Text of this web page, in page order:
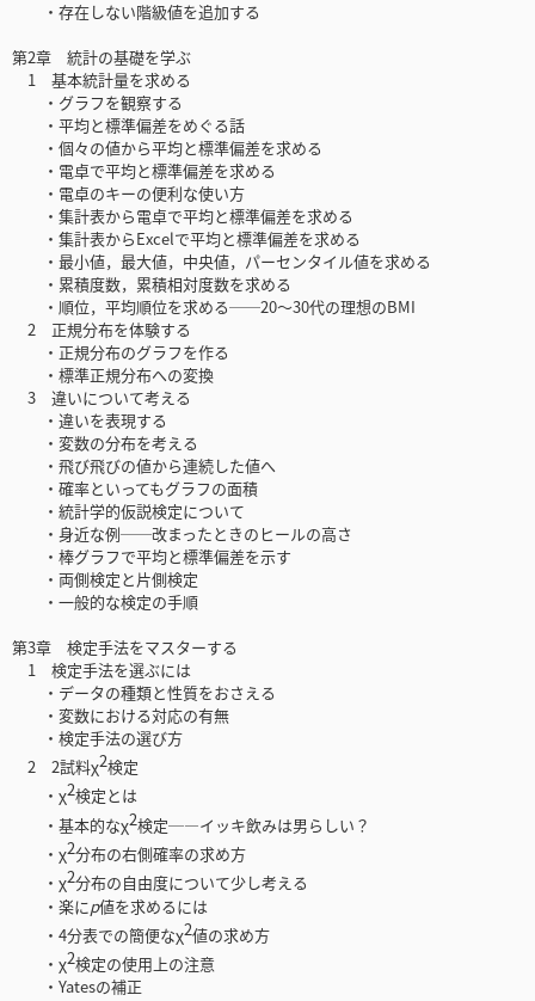
・存在しない階級値を追加する
第2章 統計の基礎を学ぶ
1 基本統計量を求める
・グラフを観察する
・平均と標準偏差をめぐる話
・個々の値から平均と標準偏差を求める
・電卓で平均と標準偏差を求める
・電卓のキーの便利な使い方
・集計表から電卓で平均と標準偏差を求める
・集計表からExcelで平均と標準偏差を求める
・最小値，最大値，中央値，パーセンタイル値を求める
・累積度数，累積相対度数を求める
・順位，平均順位を求める──20～30代の理想のBMI
2 正規分布を体験する
・正規分布のグラフを作る
・標準正規分布への変換
3 違いについて考える
・違いを表現する
・変数の分布を考える
・飛び飛びの値から連続した値へ
・確率といってもグラフの面積
・統計学的仮説検定について
・身近な例──改まったときのヒールの高さ
・棒グラフで平均と標準偏差を示す
・両側検定と片側検定
・一般的な検定の手順
第3章 検定手法をマスターする
1 検定手法を選ぶには
・データの種類と性質をおさえる
・変数における対応の有無
・検定手法の選び方
2 2試料χ2検定
・χ2検定とは
・基本的なχ2検定─―イッキ飲みは男らしい？
・χ2分布の右側確率の求め方
・χ2分布の自由度について少し考える
・楽にp値を求めるには
・4分表での簡便なχ2値の求め方
・χ2検定の使用上の注意
・Yatesの補正